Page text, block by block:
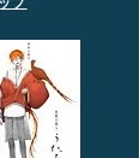
プ